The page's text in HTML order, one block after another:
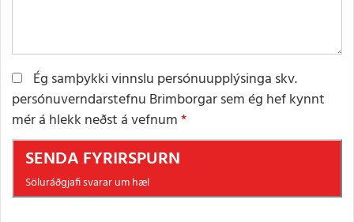
Ég samþykki vinnslu persónuupplýsinga skv.
persónuverndarstefnu Brimborgar sem ég hef kynnt
mér á hlekk neðst á vefnum
SENDA FYRIRSPURN
Söluráðgjafi svarar um hæl